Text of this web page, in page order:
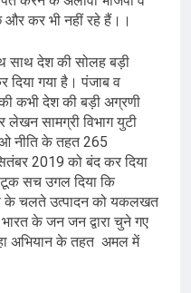
और कर भी नहीं रहे हैं।।
साथ देश की सोलह बड़ी
दिया गया है। पंजाब व
की कभी देश की बड़ी अग्रणी
लेखन सामग्री विभाग युटी
नीति के तहत 265
2019 को बंद कर दिया
सच उगल दिया कि
के चलते उत्पादन को यकलखत
के जन जन द्वारा चुने गए
अभियान के तहत अमल में